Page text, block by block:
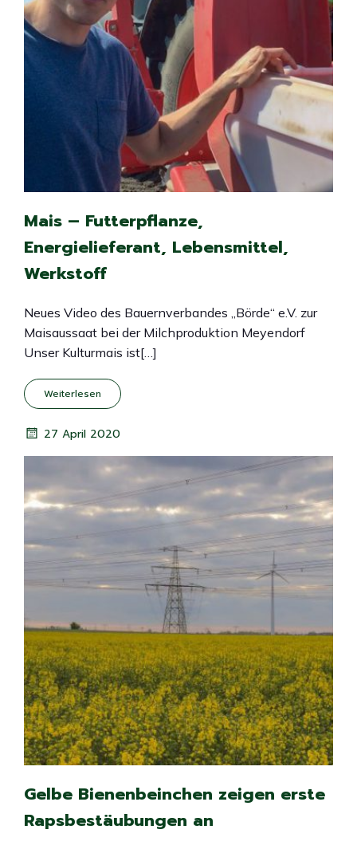
Mais – Futterpflanze,
Energielieferant, Lebensmittel,
Werkstoff
Neues Video des Bauernverbandes „Börde“ e.V. zur
Maisaussaat bei der Milchproduktion Meyendorf
Unser Kulturmais ist[…]
Weiterlesen
27 April 2020
Gelbe Bienenbeinchen zeigen erste
Rapsbestäubungen an